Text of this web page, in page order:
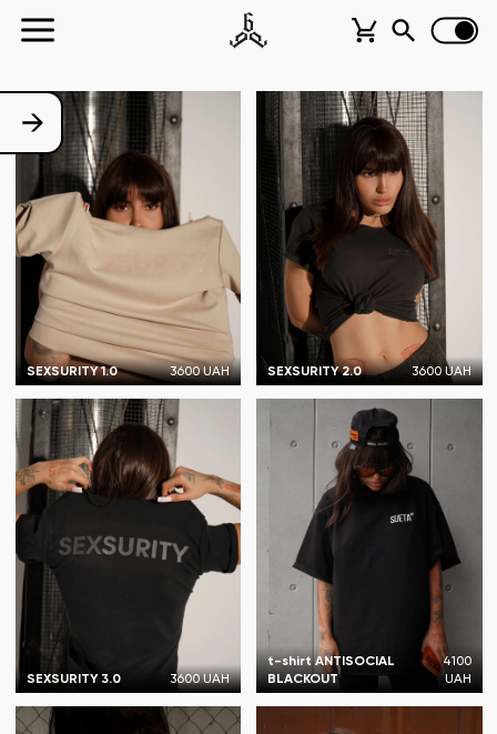
SEXSURITY 1.0 3600 UAH SEXSURITY 2.0 3600 UAH
SEXSURITY 3.0 3600 UAH
t-shirt ANTISOCIAL
BLACKOUT
4100
UAH